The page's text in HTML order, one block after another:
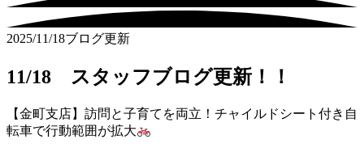
2025/11/18ブログ更新
11/18 スタッフブログ更新！！
【金町支店】訪問と子育てを両立！チャイルドシート付き自
転車で行動範囲が拡大